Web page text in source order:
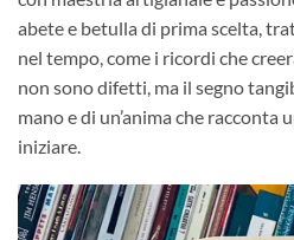
abete e betulla di prima scelta,
nel tempo, come i ricordi che
non sono difetti, ma il segno
mano e di un’anima che racconta
iniziare.